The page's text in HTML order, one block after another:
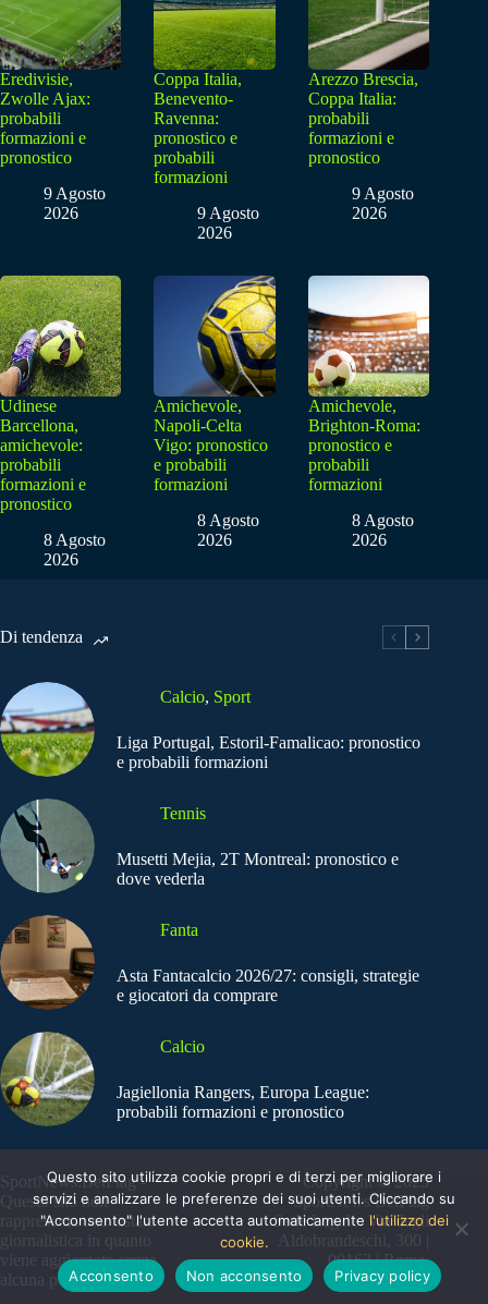
Eredivisie,
Zwolle Ajax:
probabili
formazioni e
pronostico
9 Agosto
2026
Coppa Italia,
Benevento-
Ravenna:
pronostico e
probabili
formazioni
9 Agosto
2026
Arezzo Brescia,
Coppa Italia:
probabili
formazioni e
pronostico
9 Agosto
2026
Udinese
Barcellona,
amichevole:
probabili
formazioni e
pronostico
8 Agosto
2026
Amichevole,
Napoli-Celta
Vigo: pronostico
e probabili
formazioni
8 Agosto
2026
Amichevole,
Brighton-Roma:
pronostico e
probabili
formazioni
8 Agosto
2026
Di tendenza
Calcio, Sport
Liga Portugal, Estoril-Famalicao: pronostico
e probabili formazioni
Tennis
Musetti Mejia, 2T Montreal: pronostico e
dove vederla
Fanta
Asta Fantacalcio 2026/27: consigli, strategie
e giocatori da comprare
Calcio
Jagiellonia Rangers, Europa League:
probabili formazioni e pronostico
SportNews.BetFlag -
Questo sito non
rappresenta una testata
giornalistica in quanto
viene aggiornato senza
alcuna periodicità
Copyright © 2025
SportNews BetFlag
Sede Legale: Via degli
Aldobrandeschi, 300 |
00163 | Roma
Questo sito utilizza cookie propri e di terzi per migliorare i
servizi e analizzare le preferenze dei suoi utenti. Cliccando su
"Acconsento" l'utente accetta automaticamente l'utilizzo dei
cookie.
Acconsento
Non acconsento Privacy policy